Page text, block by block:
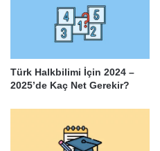
Türk Halkbilimi İçin 2024 –
2025’de Kaç Net Gerekir?